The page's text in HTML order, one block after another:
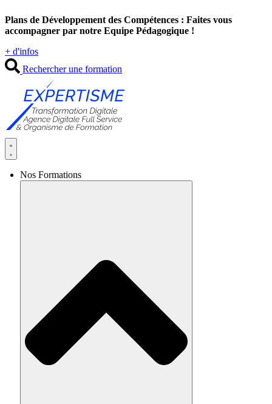
au
contenu
Plans de Développement des Compétences : Faites vous
accompagner par notre Equipe Pédagogique !
+ d'infos
Rechercher une formation
Nos Formations